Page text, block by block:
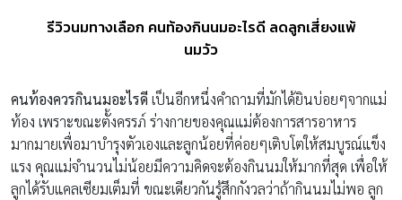
รีวิวนมทางเลือก คนท้องกินนมอะไรดี ลดลูกเสี่ยงแพ้
นมวัว
คนท้องควรกินนมอะไรดีเป็นอีกหนึ่งคำถามที่มักได้ยินบ่อยๆจากแม่
ท้อง เพราะขณะตั้งครรภ์ ร่างกายของคุณแม่ต้องการสารอาหาร
มากมายเพื่อมาบำรุงตัวเองและลูกน้อยที่ค่อยๆเติบโตให้สมบูรณ์แข็ง
แรง คุณแม่จำนวนไม่น้อยมีความคิดจะต้องกินนมให้มากที่สุด เพื่อให้
ลูกได้รับแคลเซียมเต็มที่ ขณะเดียวกันรู้สึกกังวลว่าถ้ากินนมไม่พอ ลูก